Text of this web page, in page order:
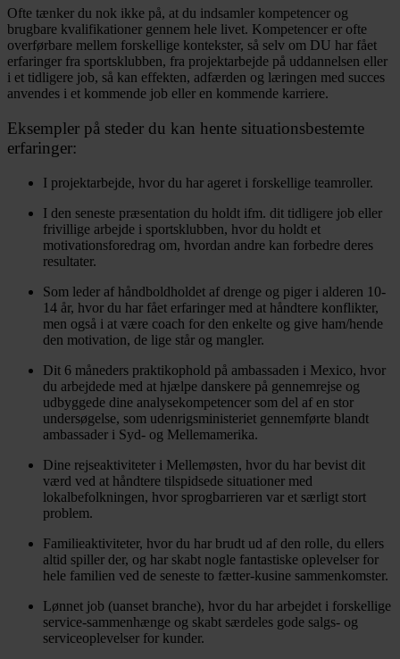
Ofte tænker du nok ikke på, at du indsamler kompetencer og
brugbare kvalifikationer gennem hele livet. Kompetencer er ofte
overførbare mellem forskellige kontekster, så selv om DU har fået
erfaringer fra sportsklubben, fra projektarbejde på uddannelsen eller
i et tidligere job, så kan effekten, adfærden og læringen med succes
anvendes i et kommende job eller en kommende karriere.
Eksempler på steder du kan hente situationsbestemte
erfaringer:
I projektarbejde, hvor du har ageret i forskellige teamroller.
I den seneste præsentation du holdt ifm. dit tidligere job eller
frivillige arbejde i sportsklubben, hvor du holdt et
motivationsforedrag om, hvordan andre kan forbedre deres
resultater.
Som leder af håndboldholdet af drenge og piger i alderen 10-
14 år, hvor du har fået erfaringer med at håndtere konflikter,
men også i at være coach for den enkelte og give ham/hende
den motivation, de lige står og mangler.
Dit 6 måneders praktikophold på ambassaden i Mexico, hvor
du arbejdede med at hjælpe danskere på gennemrejse og
udbyggede dine analysekompetencer som del af en stor
undersøgelse, som udenrigsministeriet gennemførte blandt
ambassader i Syd- og Mellemamerika.
Dine rejseaktiviteter i Mellemøsten, hvor du har bevist dit
værd ved at håndtere tilspidsede situationer med
lokalbefolkningen, hvor sprogbarrieren var et særligt stort
problem.
Familieaktiviteter, hvor du har brudt ud af den rolle, du ellers
altid spiller der, og har skabt nogle fantastiske oplevelser for
hele familien ved de seneste to fætter-kusine sammenkomster.
Lønnet job (uanset branche), hvor du har arbejdet i forskellige
service-sammenhænge og skabt særdeles gode salgs- og
serviceoplevelser for kunder.